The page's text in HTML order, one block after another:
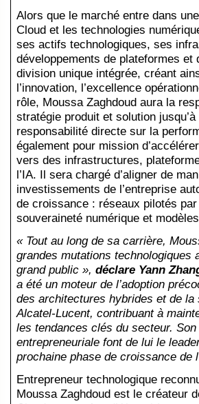
Alors que le marché entre dans
Cloud et les technologies
ses actifs technologiques, ses
développements de plateformes et
division unique intégrée, créant
l’innovation, l’excellence
rôle, Moussa Zaghdoud aura la
stratégie produit et solution
responsabilité directe sur la
également pour mission
vers des infrastructures,
l’IA. Il sera chargé d’aligner de
investissements de l’entreprise
de croissance : réseaux pilotés
souveraineté numérique et
« Tout au long de sa carrière,
grandes mutations technologiques
grand public », déclare Yann
a été un moteur de l’adoption
des architectures hybrides et de
Alcatel-Lucent, contribuant à
les tendances clés du secteur.
entrepreneuriale font de lui le
prochaine phase de croissance de
Entrepreneur technologique
Moussa Zaghdoud est le créateur